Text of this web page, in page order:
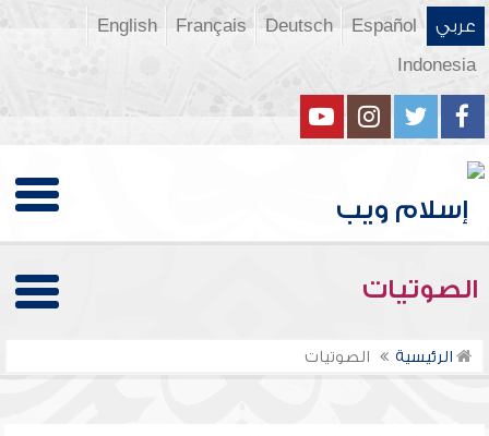
عربي Español
Deutsch
Français
English
Indonesia
الصوتيات
الرئيسية الصوتيات